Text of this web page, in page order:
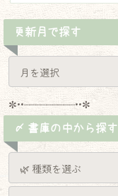
更新月で探す
✼••┈┈┈┈┈┈┈┈┈••✼
〆 書庫の中から探す